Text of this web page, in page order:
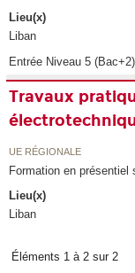
Lieu(x)
Liban
Entrée Niveau 5 (Bac+2)
Travaux
UE RÉGIONALE
Formation en présentiel
Lieu(x)
Liban
Éléments 1 à 2 sur 2